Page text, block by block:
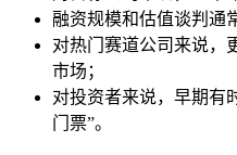
融资规模和估值谈判通
对热门赛道公司来说，
市场；
对投资者来说，早期有
门票”。